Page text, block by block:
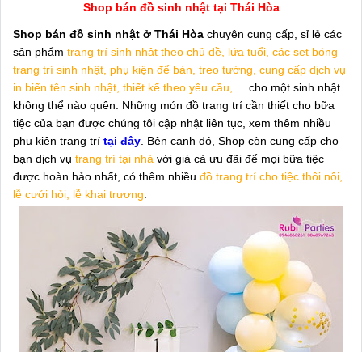
Shop bán đồ sinh nhật tại Thái Hòa
Shop bán đồ sinh nhật ở Thái Hòa chuyên cung cấp, sỉ lẻ các
sản phẩm trang trí sinh nhật theo chủ đề, lứa tuổi, các set bóng
trang trí sinh nhật, phụ kiện để bàn, treo tường, cung cấp dịch vụ
in biển tên sinh nhật, thiết kế theo yêu cầu,.... cho một sinh nhật
không thể nào quên. Những món đồ trang trí cần thiết cho bữa
tiệc của bạn được chúng tôi cập nhật liên tục, xem thêm nhiều
phụ kiện trang trí tại đây . Bên cạnh đó, Shop còn cung cấp cho
bạn dịch vụ trang trí tại nhà với giá cả ưu đãi để mọi bữa tiệc
được hoàn hảo nhất, có thêm nhiều đồ trang trí cho tiệc thôi nôi,
lễ cưới hỏi, lễ khai trương